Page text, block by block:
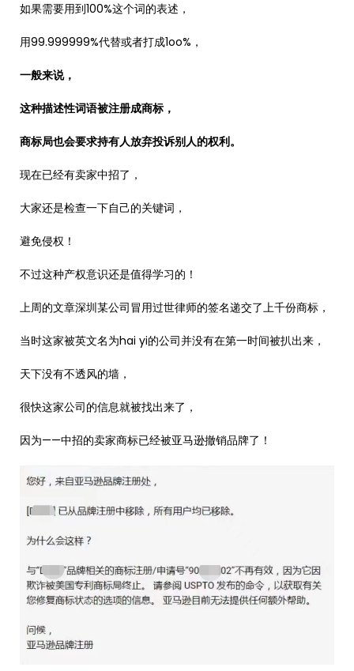
如果需要用到100%这个词的表述，
用99.999999%代替或者打成1oo%，
一般来说，
这种描述性词语被注册成商标，
商标局也会要求持有人放弃投诉别人的权利。
现在已经有卖家中招了，
大家还是检查一下自己的关键词，
避免侵权！
不过这种产权意识还是值得学习的！
上周的文章深圳某公司冒用过世律师的签名递交了上千份商标，
当时这家被英文名为hai yi的公司并没有在第一时间被扒出来，
天下没有不透风的墙，
很快这家公司的信息就被找出来了，
因为——中招的卖家商标已经被亚马逊撤销品牌了！